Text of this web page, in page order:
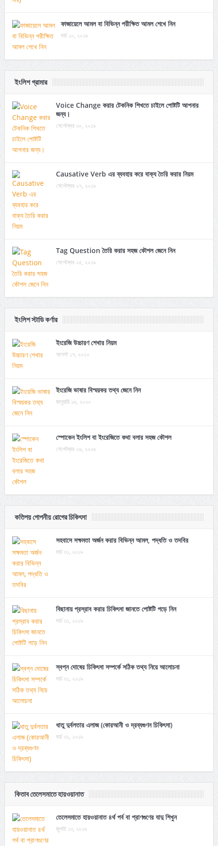
ফাজায়েলে আমল বা বিভিন্ন পরীক্ষিত আমল শেখে নিন
মার্চ ১০, ২০১৯
ইংলিশ গ্রামার
Voice Change করার টেকনিক শিখতে চাইলে পোষ্টটি আপনার
জন্য।
সেপ্টেম্বর ৩০, ২০১৯
Causative Verb এর ব্যবহার করে বাক্য তৈরি করার নিয়ম
সেপ্টেম্বর ২৭, ২০১৯
Tag Question তৈরি করার সহজ কৌশল জেনে নিন
সেপ্টেম্বর ২৫, ২০১৯
ইংলিশ স্টাডি কর্ণার
ইংরেজি উচ্চারণ শেখার নিয়ম
আগস্ট ১৭, ২০২০
ইংরেজি ভাষার বিস্ময়কর তথ্য জেনে নিন
জানুয়ারি ১৬, ২০২০
স্পোকেন ইংলিশ বা ইংরেজিতে কথা বলার সহজ কৌশল
সেপ্টেম্বর ২৬, ২০১৯
কতিপয় গোপনীয় রোগের চিকিৎসা
সহবাসে সক্ষমতা অর্জন করার বিভিন্ন আমল, পদ্ধতি ও তদবির
মার্চ ৩১, ২০১৯
বিছানায় প্রস্রাব করার চিকিৎসা জানতে পোষ্টটি পড়ে নিন
মার্চ ৩১, ২০১৯
স্বপ্ন দোষের চিকিৎসা সম্পর্কে সঠিক তথ্য নিয়ে আলোচনা
মার্চ ৩১, ২০১৯
ধাতু দুর্বলতার এলাজ (কোরআনী ও দ্রব্যগুণন চিকিৎসা)
মার্চ ৩১, ২০১৯
কিতাব তেলেসমাতে হায়ওয়ানাত
তেলেসমাতে হায়ওয়ানাত ৪র্থ পর্ব বা প্রাণগুণের যাদু শিখুন
জুলাই ১৩, ২০১৯